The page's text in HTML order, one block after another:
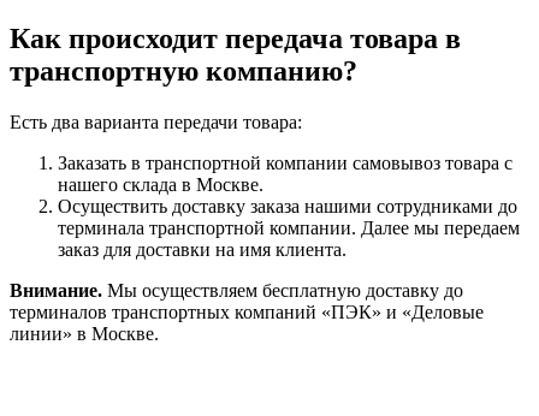
Как происходит передача товара в
транспортную компанию?
Есть два варианта передачи товара:
Заказать в транспортной компании самовывоз товара с
нашего склада в Москве.
Осуществить доставку заказа нашими сотрудниками до
терминала транспортной компании. Далее мы передаем
заказ для доставки на имя клиента.
Внимание. Мы осуществляем бесплатную доставку до
терминалов транспортных компаний «ПЭК» и «Деловые
линии» в Москве.